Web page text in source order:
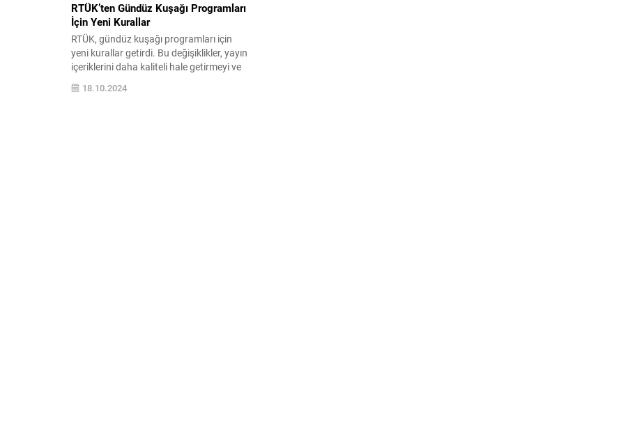
RTÜK’ten Gündüz Kuşağı Programları
İçin Yeni Kurallar
RTÜK, gündüz kuşağı programları için
yeni kurallar getirdi. Bu değişiklikler, yayın
içeriklerini daha kaliteli hale getirmeyi ve
izleyicilere daha iyi bir deneyim sunmayı
amaçlıyor. Detaylar için hemen göz atın!
18.10.2024